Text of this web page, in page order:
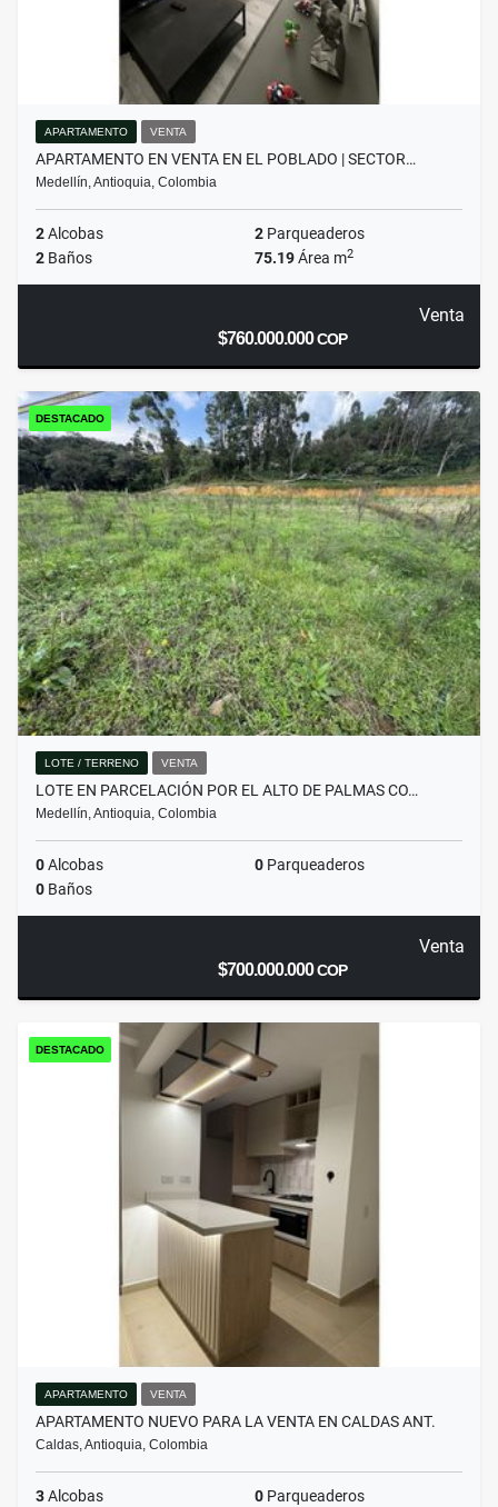
APARTAMENTO VENTA
APARTAMENTO EN VENTA EN EL POBLADO | SECTOR…
Medellín, Antioquia, Colombia
2Alcobas 2 Parqueaderos
2 Baños 75.19Área m2
Venta
$760.000.000COP
DESTACADO
LOTE / TERRENO VENTA
LOTE EN PARCELACIÓN POR EL ALTO DE PALMAS CO…
Medellín, Antioquia, Colombia
0Alcobas 0 Parqueaderos
0 Baños
Venta
$700.000.000COP
DESTACADO
APARTAMENTO VENTA
APARTAMENTO NUEVO PARA LA VENTA EN CALDAS ANT.
Caldas, Antioquia, Colombia
3Alcobas 0 Parqueaderos